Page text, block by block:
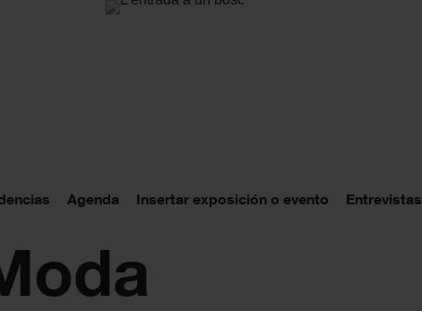
Agenda Insertar exposición o evento Entrevistas